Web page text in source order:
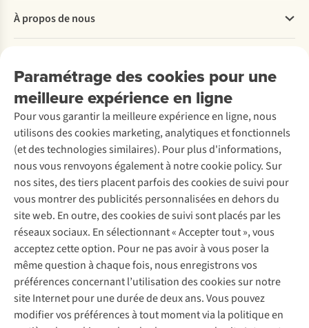
Paramétrage des cookies pour une
meilleure expérience en ligne
Pour vous garantir la meilleure expérience en ligne, nous
utilisons des cookies marketing, analytiques et fonctionnels
(et des technologies similaires). Pour plus d'informations,
nous vous renvoyons également à notre cookie policy. Sur
nos sites, des tiers placent parfois des cookies de suivi pour
vous montrer des publicités personnalisées en dehors du
site web. En outre, des cookies de suivi sont placés par les
réseaux sociaux. En sélectionnant « Accepter tout », vous
acceptez cette option. Pour ne pas avoir à vous poser la
même question à chaque fois, nous enregistrons vos
préférences concernant l’utilisation des cookies sur notre
site Internet pour une durée de deux ans. Vous pouvez
modifier vos préférences à tout moment via la politique en
Commander
Payer
Retourner
Rétractation d'une commande
Entretien & réparations
Garantie
Contactez-nous
À propos de nous
Entreprise responsable
À propos d’Ayacucho
Nos magasins
À propos d’A.S.Adventure
Déclaration d'accessibilité
Location / Location sports d’hiver
Seconde-main
Entretien de ski
Service de lavage
Entretien de chaussures
Réparation de chaussures
Réparation de vêtements
Retouches
Pour les entreprises
Découvrez
A.S.Magazine
Explore Camp
Expertise & conseils
Abonnez-vous à la newsletter
Suivez-nous
Mentions légales Politique de confidentialité